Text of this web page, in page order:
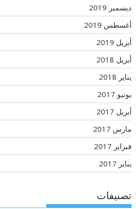
ديسمبر 2019
أغسطس 2019
أبريل 2019
أبريل 2018
يناير 2018
يونيو 2017
أبريل 2017
مارس 2017
فبراير 2017
يناير 2017
تصنيفات